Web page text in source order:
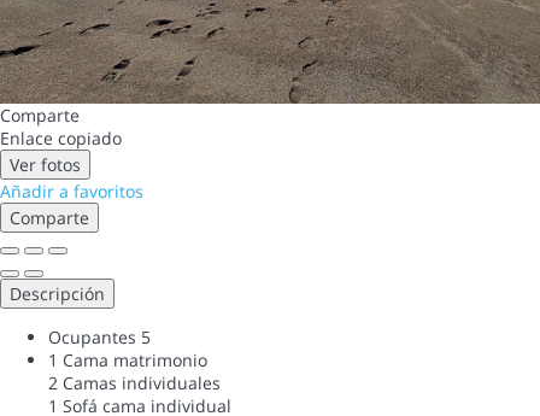
Comparte
Enlace copiado
Ver fotos
Añadir a favoritos
Comparte
Descripción
Ocupantes 5
1 Cama matrimonio
2 Camas individuales
1 Sofá cama individual